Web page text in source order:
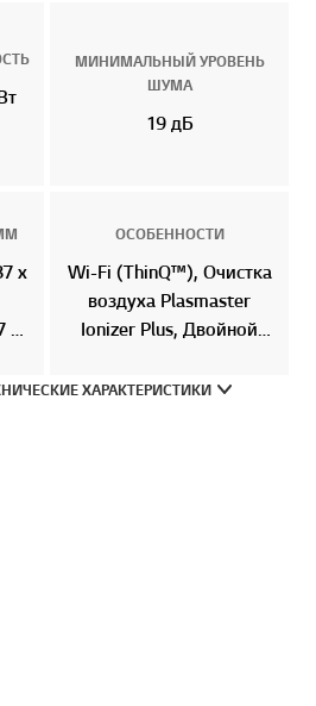
МИНИМАЛЬНЫЙ УРОВЕНЬ
ШУМА
19 дБ
x
x
ОСОБЕННОСТИ
Wi-Fi (ThinQ™), Очистка
воздуха Plasmaster
Ionizer Plus, Двойной
ХАРАКТЕРИСТИКИ